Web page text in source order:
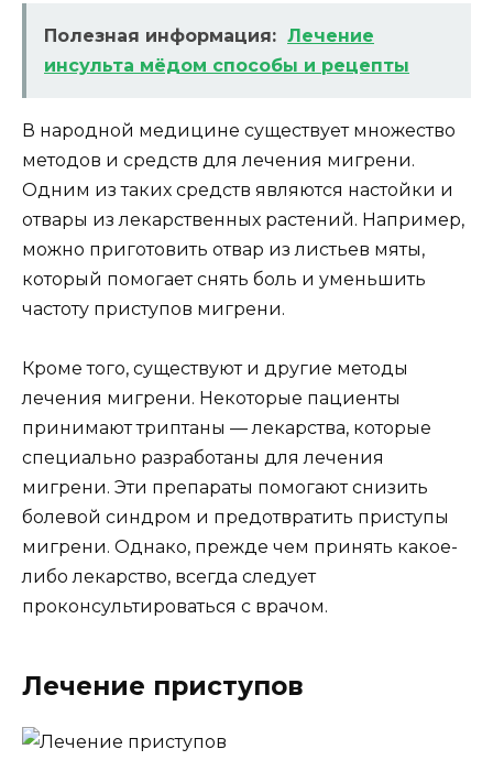
Полезная информация: Лечение
инсульта мёдом способы и рецепты
В народной медицине существует множество
методов и средств для лечения мигрени.
Одним из таких средств являются настойки и
отвары из лекарственных растений. Например,
можно приготовить отвар из листьев мяты,
который помогает снять боль и уменьшить
частоту приступов мигрени.
Кроме того, существуют и другие методы
лечения мигрени. Некоторые пациенты
принимают триптаны — лекарства, которые
специально разработаны для лечения
мигрени. Эти препараты помогают снизить
болевой синдром и предотвратить приступы
мигрени. Однако, прежде чем принять какое-
либо лекарство, всегда следует
проконсультироваться с врачом.
Лечение приступов